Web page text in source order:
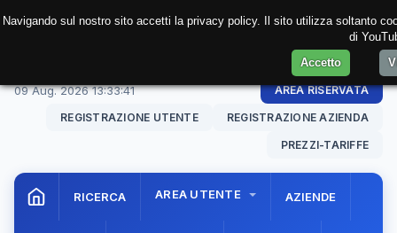
09 Aug. 202613:33:42 AREA RISERVATA
REGISTRAZIONE UTENTE REGISTRAZIONE AZIENDA
PREZZI-TARIFFE
RICERCA AREA UTENTE AZIENDE
Navigando sul nostro sito accetti la privacy policy. Il sito utilizza soltanto
di
Accetto